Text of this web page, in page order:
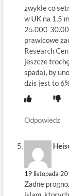
zwykle co
w UK na 1,5
25.000-
prawicowe
Research
jeszcze
spada), by
dzis jest to
Odpowiedz
19 listopada
Zadne